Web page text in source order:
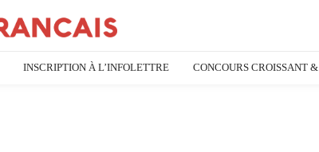
INSCRIPTION À L’INFOLETTRE CONCOURS CROISSANT